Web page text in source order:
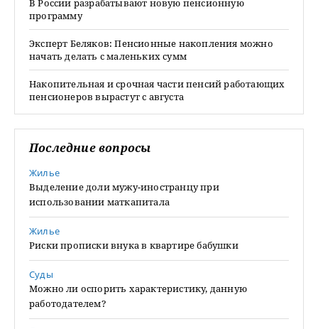
В России разрабатывают новую пенсионную
программу
Эксперт Беляков: Пенсионные накопления можно
начать делать с маленьких сумм
Накопительная и срочная части пенсий работающих
пенсионеров вырастут с августа
Последние вопросы
Жилье
Выделение доли мужу-иностранцу при
использовании маткапитала
Жилье
Риски прописки внука в квартире бабушки
Суды
Можно ли оспорить характеристику, данную
работодателем?